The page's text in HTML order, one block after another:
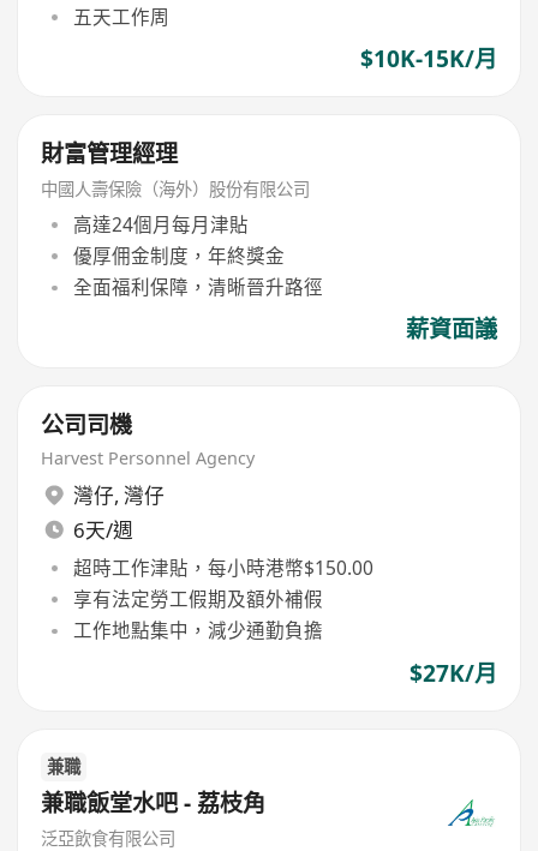
五天工作周
$10K-15K/月
財富管理經理
中國人壽保險（海外）股份有限公司
高達24個月每月津貼
優厚佣金制度，年終獎金
全面福利保障，清晰晉升路徑
薪資面議
公司司機
Harvest Personnel Agency
灣仔, 灣仔
6天/週
超時工作津貼，每小時港幣$150.00
享有法定勞工假期及額外補假
工作地點集中，減少通勤負擔
$27K/月
兼職
兼職飯堂水吧 - 荔枝角
泛亞飲食有限公司